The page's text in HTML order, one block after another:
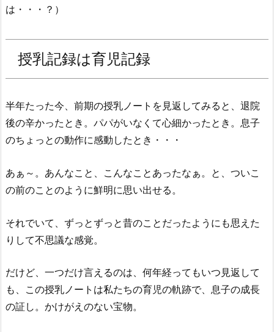
は・・・？）
授乳記録は育児記録
半年たった今、前期の授乳ノートを見返してみると、退院
後の辛かったとき。パパがいなくて心細かったとき。息子
のちょっとの動作に感動したとき・・・
あぁ～。あんなこと、こんなことあったなぁ。と、ついこ
の前のことのように鮮明に思い出せる。
それでいて、ずっとずっと昔のことだったようにも思えた
りして不思議な感覚。
だけど、一つだけ言えるのは、何年経ってもいつ見返して
も、この授乳ノートは私たちの育児の軌跡で、息子の成長
の証し。かけがえのない宝物。